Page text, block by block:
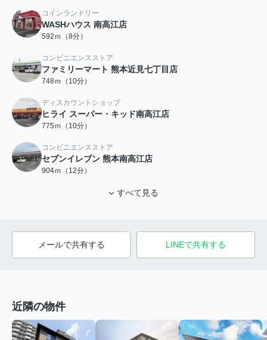
コインランドリー
WASHハウス 南高江店
592ｍ（8分）
コンビニエンスストア
ファミリーマート 熊本近見七丁目店
748ｍ（10分）
ディスカウントショップ
ヒライ スーパー・キッド南高江店
775ｍ（10分）
コンビニエンスストア
セブンイレブン 熊本南高江店
904ｍ（12分）
すべて見る
メールで共有する LINEで共有する
近隣の物件